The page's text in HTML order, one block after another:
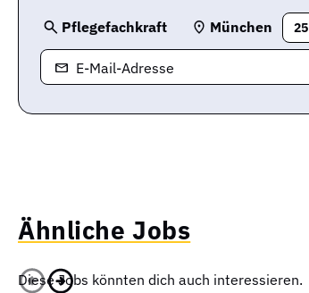
Pflegefachkraft München 25
E-Mail-Adresse
Ähnliche Jobs
Diese Jobs könnten dich auch interessieren.